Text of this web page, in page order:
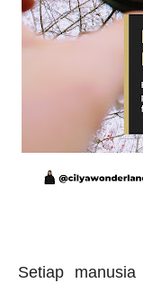
Setiap